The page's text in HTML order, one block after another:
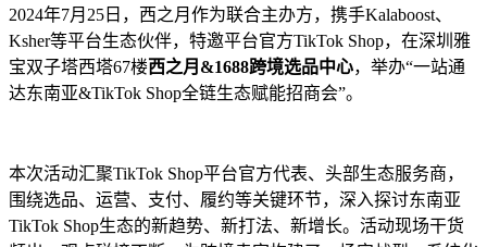
2024年7月25日，西之月作为联合主办方，携手Kalaboost、
Ksher等平台生态伙伴，特邀平台官方TikTok Shop，在深圳雅
宝双子塔西塔67楼西之月&1688跨境选品中心，举办“一站通
达东南亚&TikTok Shop全链生态赋能招商会”。
本次活动汇聚TikTok Shop平台官方代表、头部生态服务商，
围绕选品、运营、支付、履约等关键环节，深入探讨东南亚
TikTok Shop生态的新趋势、新打法、新增长。活动现场干货